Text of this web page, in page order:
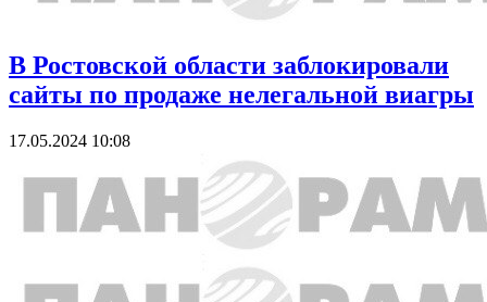
В Ростовской области заблокировали
сайты по продаже нелегальной виагры
17.05.2024 10:08